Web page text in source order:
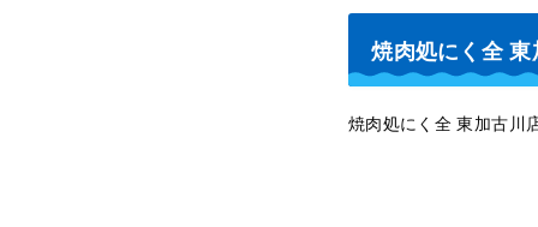
焼肉処にく全
焼肉処にく全 東加古川